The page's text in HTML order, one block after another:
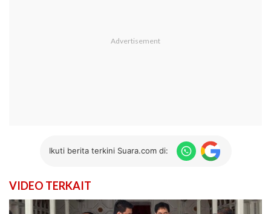
Ikuti berita terkini Suara.com di:
VIDEO TERKAIT